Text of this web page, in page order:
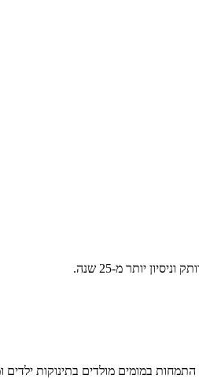
במומים מולדים בתינוקות ילדים